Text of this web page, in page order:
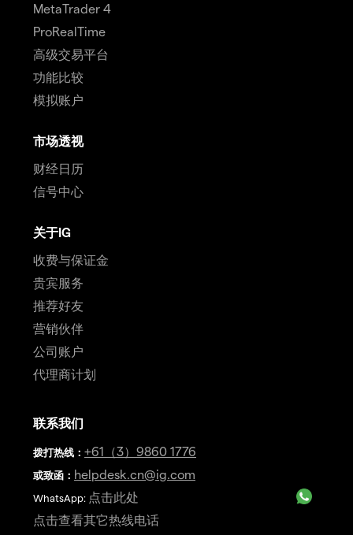
MetaTrader 4
ProRealTime
高级交易平台
功能比较
模拟账户
市场透视
财经日历
信号中心
关于IG
收费与保证金
贵宾服务
推荐好友
营销伙伴
公司账户
代理商计划
联系我们
拨打热线 ： +61（3）9860 1776
或致函： helpdesk.cn@ig.com
WhatsApp: 点击此处
点击查看其它热线电话